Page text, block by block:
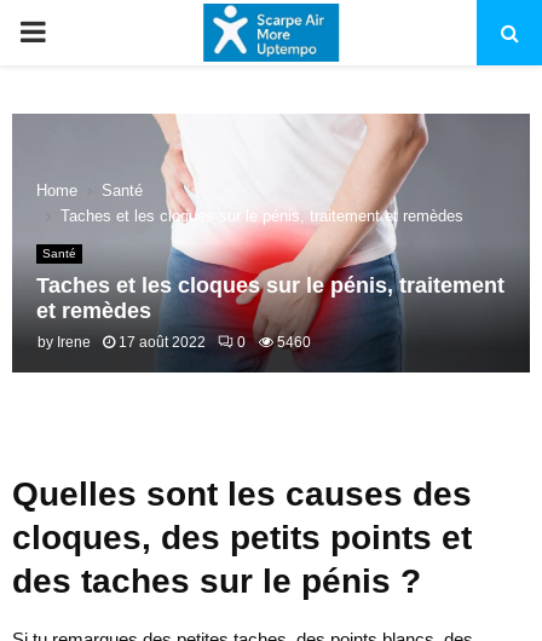
PRIMARY
Home
Santé
Taches et les cloques sur le pénis, traitement et remèdes
Santé
Taches et les cloques sur le pénis, traitement
et remèdes
by Irene 17 août 2022 0 5460
Quelles sont les causes des
cloques, des petits points et
des taches sur le pénis ?